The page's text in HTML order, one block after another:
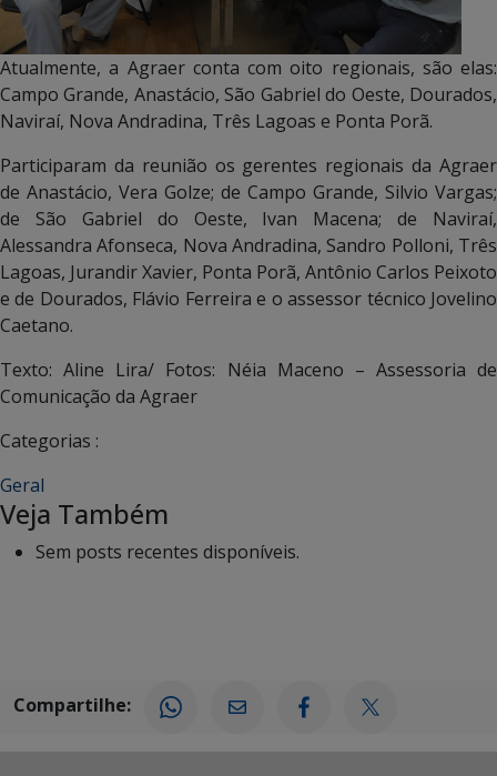
Atualmente, a Agraer conta com oito regionais, são elas:
Campo Grande, Anastácio, São Gabriel do Oeste, Dourados,
Naviraí, Nova Andradina, Três Lagoas e Ponta Porã.
Participaram da reunião os gerentes regionais da Agraer
de Anastácio, Vera Golze; de Campo Grande, Silvio Vargas;
de São Gabriel do Oeste, Ivan Macena; de Naviraí,
Alessandra Afonseca, Nova Andradina, Sandro Polloni, Três
Lagoas, Jurandir Xavier, Ponta Porã, Antônio Carlos Peixoto
e de Dourados, Flávio Ferreira e o assessor técnico Jovelino
Caetano.
Texto: Aline Lira/ Fotos: Néia Maceno – Assessoria de
Comunicação da Agraer
Categorias :
Geral
Veja Também
Sem posts recentes disponíveis.
Compartilhe: